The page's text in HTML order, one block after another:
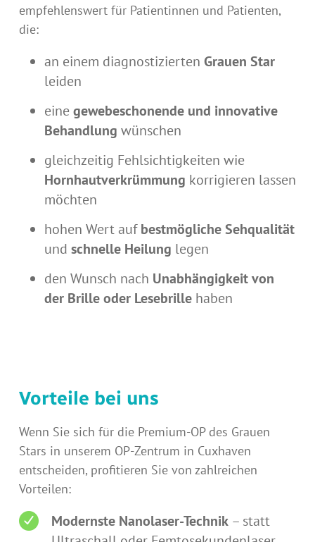
empfehlenswert für Patientinnen und Patienten,
die:
an einem diagnostizierten Grauen Star
leiden
eine gewebeschonende und innovative
Behandlung wünschen
gleichzeitig Fehlsichtigkeiten wie
Hornhautverkrümmung korrigieren lassen
möchten
hohen Wert auf bestmögliche Sehqualität
und schnelle Heilung legen
den Wunsch nach Unabhängigkeit von
der Brille oder Lesebrille haben
Vorteile bei uns
Wenn Sie sich für die Premium-OP des Grauen
Stars in unserem OP-Zentrum in Cuxhaven
entscheiden, profitieren Sie von zahlreichen
Vorteilen:
Modernste Nanolaser-Technik – statt